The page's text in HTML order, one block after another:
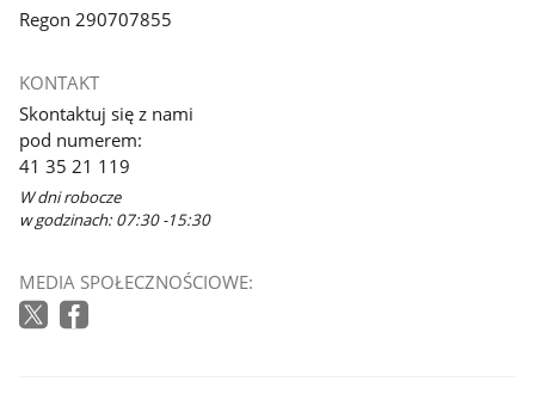
Regon 290707855
KONTAKT
Skontaktuj się z nami
pod numerem:
41 35 21 119
W dni robocze
w godzinach: 07:30 -15:30
MEDIA SPOŁECZNOŚCIOWE: